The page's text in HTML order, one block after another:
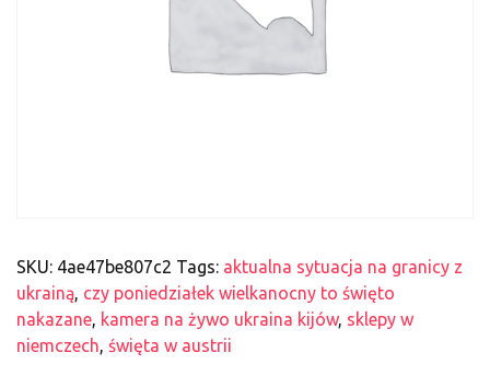
SKU: 4ae47be807c2 Tags: aktualna sytuacja na granicy z
ukrainą, czy poniedziałek wielkanocny to święto
nakazane, kamera na żywo ukraina kijów, sklepy w
niemczech, święta w austrii